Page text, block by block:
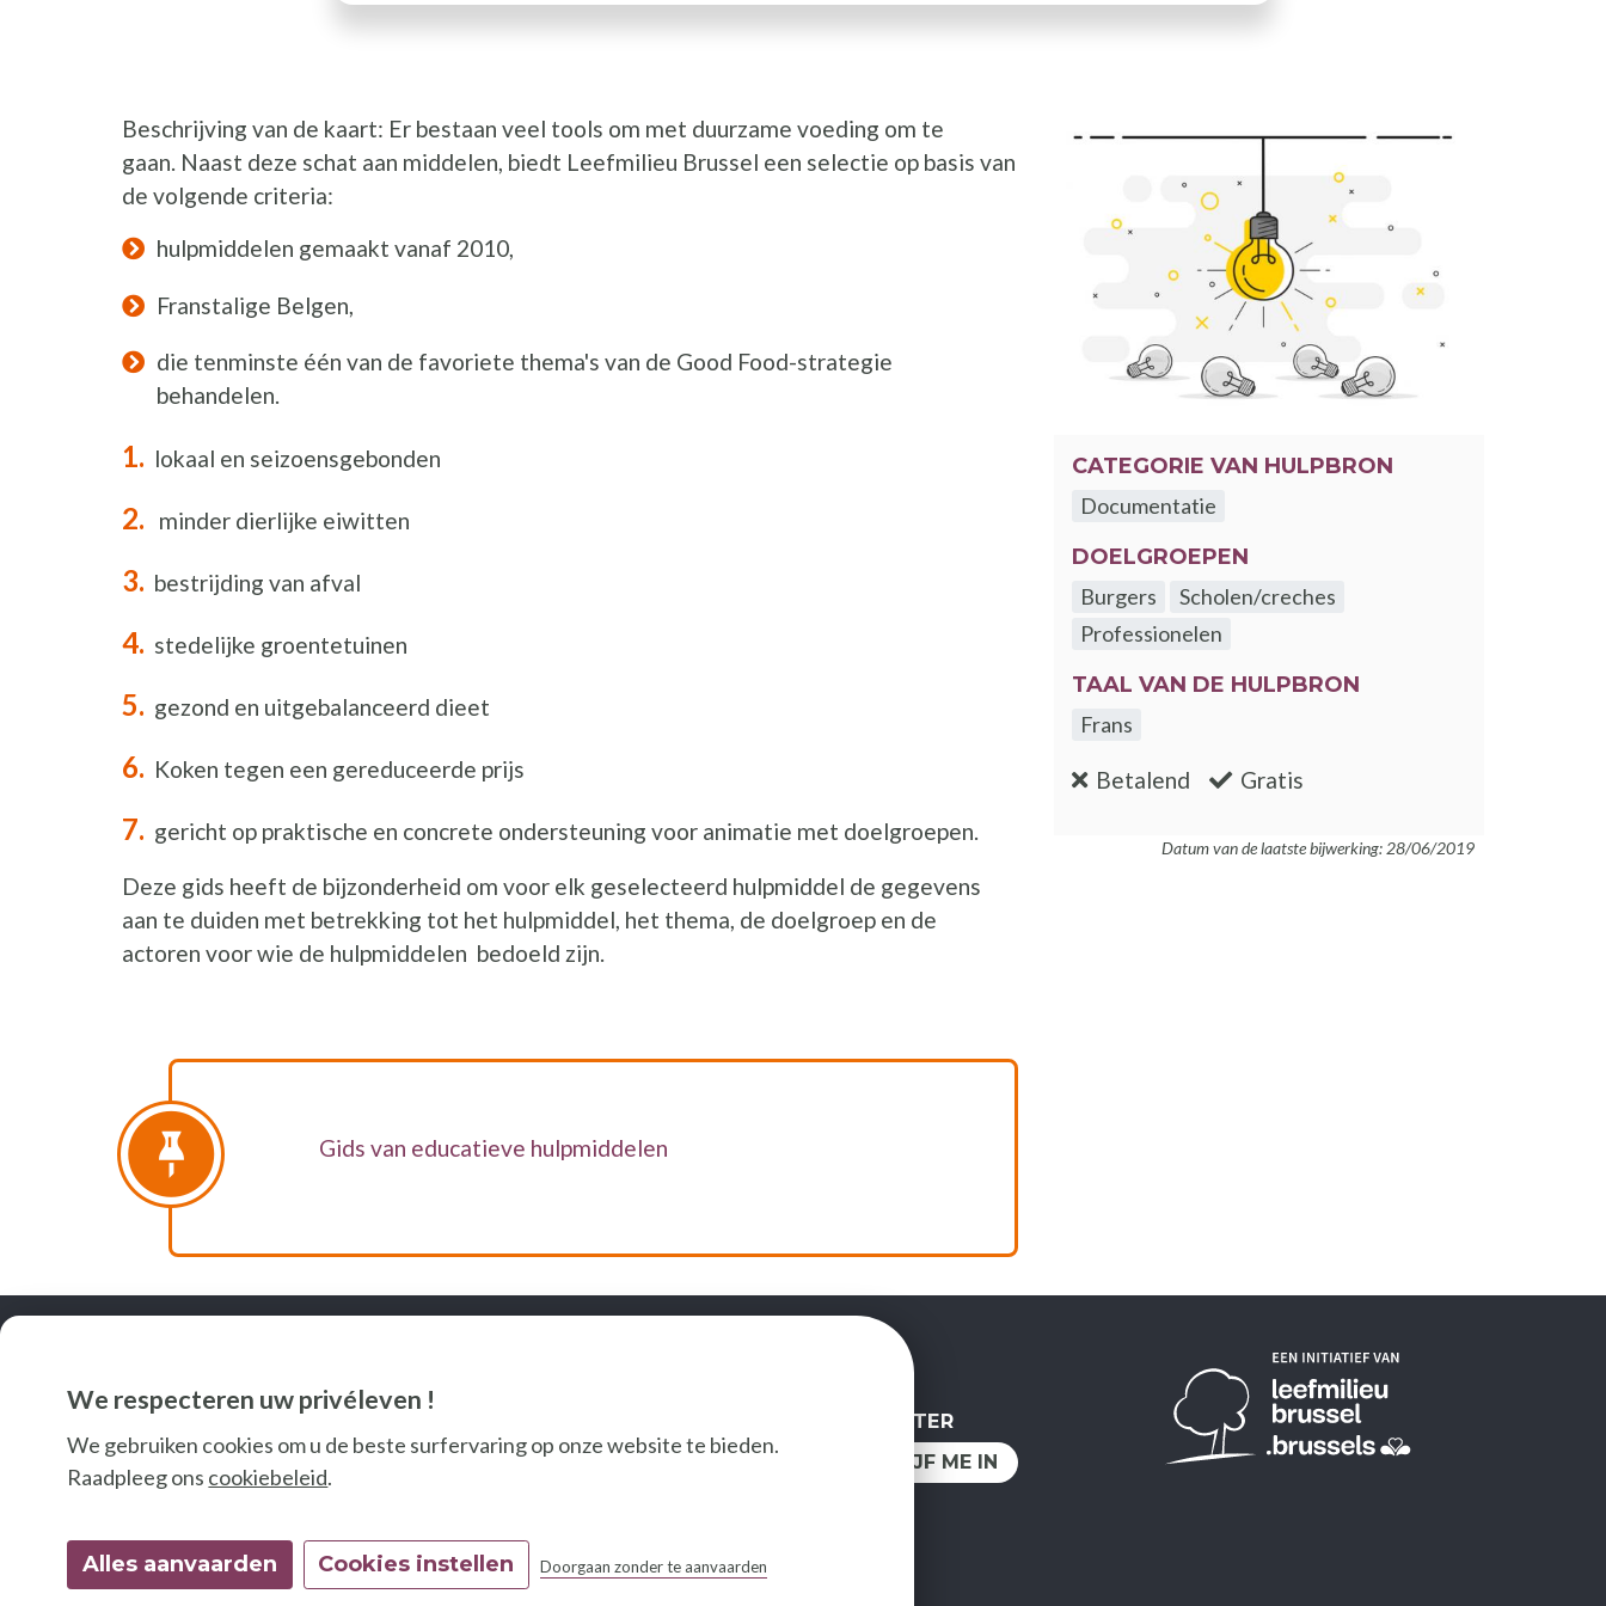
We respecteren uw privéleven !
We gebruiken cookies om u de beste surfervaring op onze website te bieden.
Raadpleeg ons cookiebeleid.
Alles aanvaarden Doorgaan zonder te aanvaarden
Cookies instellen
Beschrijving van de kaart: Er bestaan veel tools om met duurzame voeding om te
gaan. Naast deze schat aan middelen, biedt Leefmilieu Brussel een selectie op basis van
de volgende criteria:
hulpmiddelen gemaakt vanaf 2010,
Franstalige Belgen,
die tenminste één van de favoriete thema's van de Good Food-strategie
behandelen.
lokaal en seizoensgebonden
minder dierlijke eiwitten
bestrijding van afval
stedelijke groentetuinen
gezond en uitgebalanceerd dieet
Koken tegen een gereduceerde prijs
gericht op praktische en concrete ondersteuning voor animatie met doelgroepen.
Deze gids heeft de bijzonderheid om voor elk geselecteerd hulpmiddel de gegevens
aan te duiden met betrekking tot het hulpmiddel, het thema, de doelgroep en de
actoren voor wie de hulpmiddelen bedoeld zijn.
Gids van educatieve hulpmiddelen
CATEGORIE VAN HULPBRON
Documentatie
DOELGROEPEN
Burgers
Scholen/creches
Professionelen
TAAL VAN DE HULPBRON
Frans
Betalend :nee Gratis
Datum van de laatste bijwerking: 28/06/2019
VOLG ONS
NEWSLETTER
IK SCHRIJF ME IN